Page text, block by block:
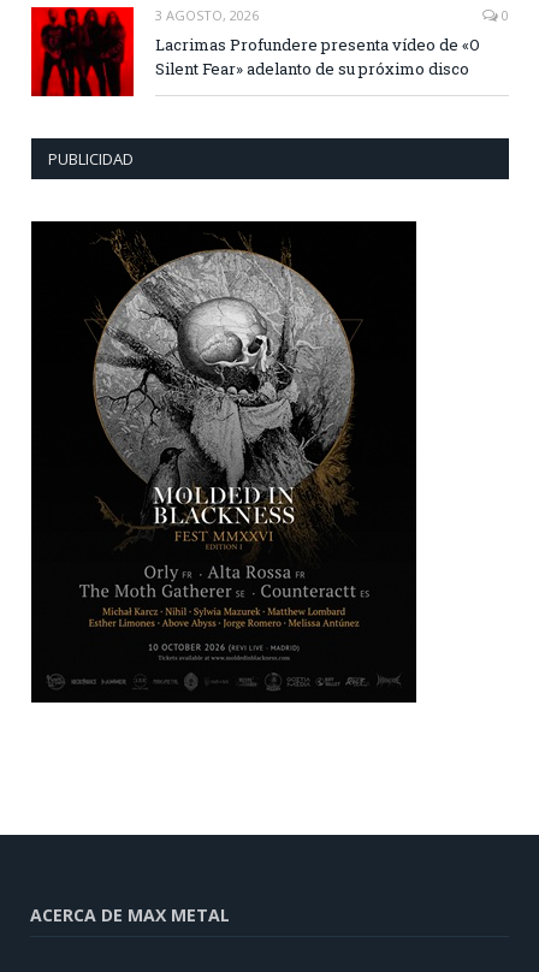
3 AGOSTO, 2026 0
Lacrimas Profundere presenta vídeo de «O
Silent Fear» adelanto de su próximo disco
PUBLICIDAD
ACERCA DE MAX METAL